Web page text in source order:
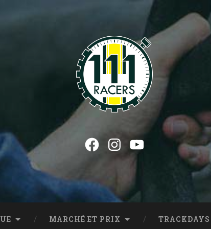
Lotus… Facebook
Instagram
YouTube
MARCHÉ ET PRIX TRACKDAYS